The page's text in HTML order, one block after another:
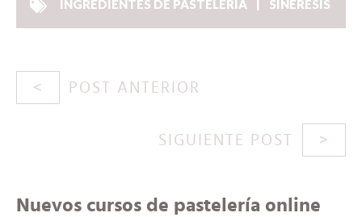
INGREDIENTES DE PASTELERÍA SINÉRESIS
POST ANTERIOR
SIGUIENTE POST
Nuevos cursos de pastelería online